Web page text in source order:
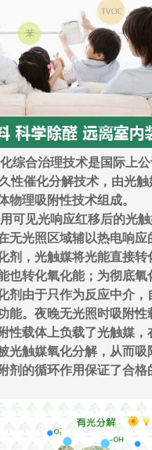
合治理技术是国际上公
性催化分解技术，由光触
物理吸附性技术组成。
见光响应红移后的光触
无光照区域辅以热电响应
剂，光触媒将光能直接转
也转化氧化能；为彻底氧
剂由于只作为反应中介，
能。夜晚无光照时吸附性
性载体上负载了光触媒，
光触媒氧化分解，从而吸
剂的循环作用保证了合格